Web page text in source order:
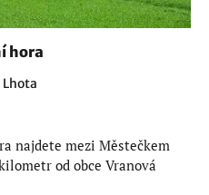
hora
najdete mezi Městečkem
od obce Vranová